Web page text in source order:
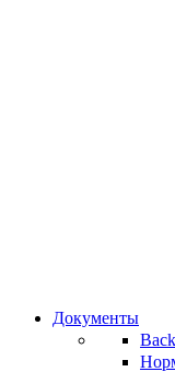
Документы
Back